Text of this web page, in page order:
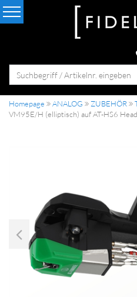
Homepage ANALOG ZUBEHÖR
VM95E/H (elliptisch) auf AT-HS6